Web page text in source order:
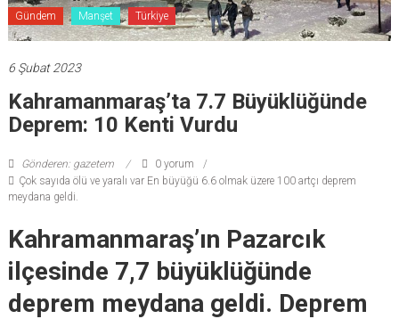
Gündem Manşet Türkiye
6 Şubat 2023
Kahramanmaraş’ta 7.7 Büyüklüğünde
Deprem: 10 Kenti Vurdu
Gönderen: gazetem
0 yorum
Çok sayıda ölü ve yaralı var En büyüğü 6.6 olmak üzere 100 artçı deprem
meydana geldi.
Kahramanmaraş’ın Pazarcık
ilçesinde 7,7 büyüklüğünde
deprem meydana geldi. Deprem